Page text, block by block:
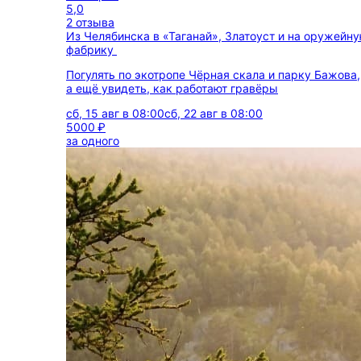
5,0
2 отзыва
Из Челябинска в «Таганай», Златоуст и на
фабрику
Погулять по экотропе Чёрная скала и парку Бажова,
а ещё увидеть, как работают гравёры
сб, 15 авг в 08:00сб, 22 авг в 08:00
5000 ₽
за одного